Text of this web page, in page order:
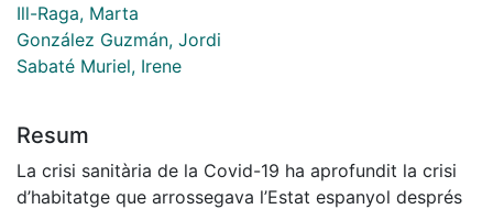
Ill-Raga, Marta
González Guzmán, Jordi
Sabaté Muriel, Irene
Resum
La crisi sanitària de la Covid-19 ha aprofundit la crisi
d’habitatge que arrossegava l’Estat espanyol després